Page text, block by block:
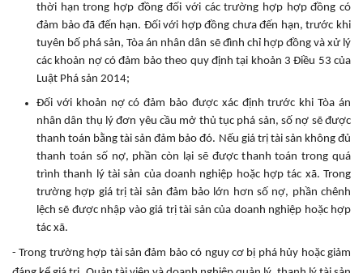
thời hạn trong hợp đồng đối với các trường hợp hợp đồng có
đảm bảo đã đến hạn. Đối với hợp đồng chưa đến hạn, trước khi
tuyên bố phá sản, Tòa án nhân dân sẽ đình chỉ hợp đồng và xử lý
các khoản nợ có đảm bảo theo quy định tại khoản 3 Điều 53 của
Luật Phá sản 2014;
Đối với khoản nợ có đảm bảo được xác định trước khi Tòa án
nhân dân thụ lý đơn yêu cầu mở thủ tục phá sản, số nợ sẽ được
thanh toán bằng tài sản đảm bảo đó. Nếu giá trị tài sản không đủ
thanh toán số nợ, phần còn lại sẽ được thanh toán trong quá
trình thanh lý tài sản của doanh nghiệp hoặc hợp tác xã. Trong
trường hợp giá trị tài sản đảm bảo lớn hơn số nợ, phần chênh
lệch sẽ được nhập vào giá trị tài sản của doanh nghiệp hoặc hợp
tác xã.
- Trong trường hợp tài sản đảm bảo có nguy cơ bị phá hủy hoặc giảm